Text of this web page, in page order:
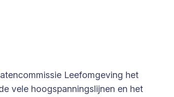
Leefomgeving het
vele hoogspanningslijnen en het